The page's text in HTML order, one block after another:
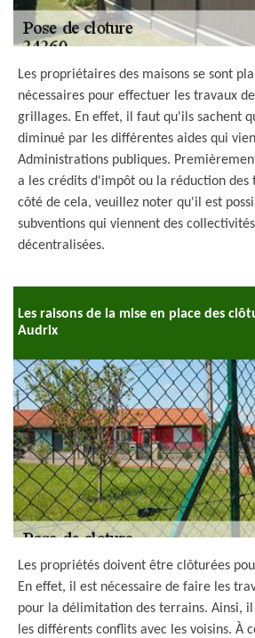
Les propriétaires des maisons se sont
nécessaires pour effectuer les travaux
grillages. En effet, il faut qu'ils sachent
diminué par les différentes aides qui
Administrations publiques.
a les crédits d'impôt ou la réduction des
côté de cela, veuillez noter qu'il est
subventions qui viennent des
décentralisées.
Les raisons de la mise en place des
Audrix
Les propriétés doivent être clôturées
En effet, il est nécessaire de faire les
pour la délimitation des terrains. Ainsi,
les différents conflits avec les voisins. À